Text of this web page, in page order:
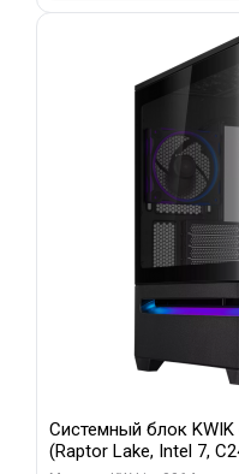
Системный блок KWIK
(Raptor Lake, Intel 7,